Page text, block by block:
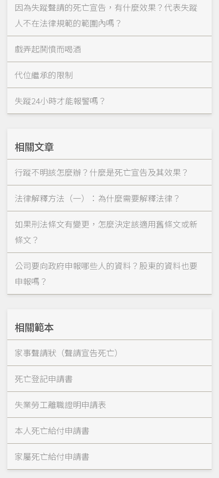
因為失蹤聲請的死亡宣告，有什麼效果？代表失蹤
人不在法律規範的範圍內嗎？
戲弄起鬨憤而喝酒
代位繼承的限制
失蹤24小時才能報警嗎？
相關文章
行蹤不明該怎麼辦？什麼是死亡宣告及其效果？
法律解釋方法（一）：為什麼需要解釋法律？
如果刑法條文有變更，怎麼決定該適用舊條文或新
條文？
公司要向政府申報哪些人的資料？股東的資料也要
申報嗎？
相關範本
家事聲請狀（聲請宣告死亡）
死亡登記申請書
失業勞工離職證明申請表
本人死亡給付申請書
家屬死亡給付申請書